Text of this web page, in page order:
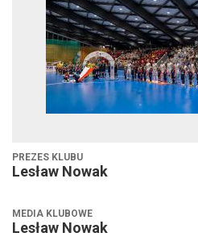
PREZES KLUBU
Lesław Nowak
MEDIA KLUBOWE
Lesław Nowak